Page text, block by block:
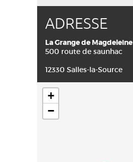
ADRESSE
La Grange de Magdeleine
500 route de saunhac
12330 Salles-la-Source
+
−